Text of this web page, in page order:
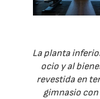
La planta
ocio y al
revestida en
gimnasio con